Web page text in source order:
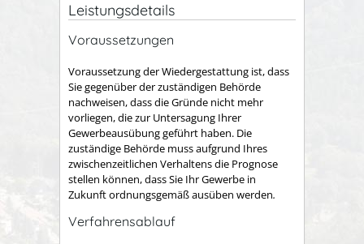
Leistungsdetails
Voraussetzungen
Voraussetzung der Wiedergestattung ist, dass
Sie gegenüber der zuständigen Behörde
nachweisen, dass die Gründe nicht mehr
vorliegen, die zur Untersagung Ihrer
Gewerbeausübung geführt haben. Die
zuständige Behörde muss aufgrund Ihres
zwischenzeitlichen Verhaltens die Prognose
stellen können, dass Sie Ihr Gewerbe in
Zukunft ordnungsgemäß ausüben werden.
Verfahrensablauf